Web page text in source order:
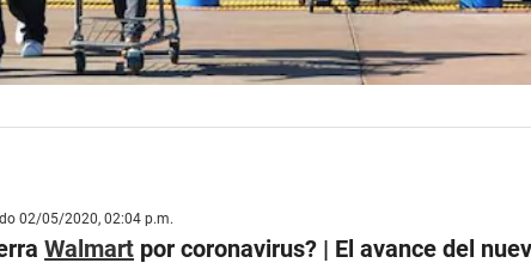
02/05/2020, 02:04 p.m.
Walmart por coronavirus? | El avance del